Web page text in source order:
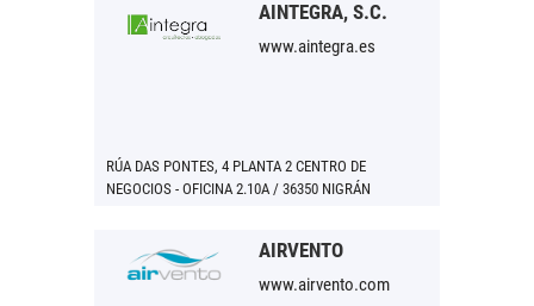
AINTEGRA, S.C.
www.aintegra.es
RÚA DAS PONTES, 4 PLANTA 2 CENTRO DE
NEGOCIOS - OFICINA 2.10A / 36350 NIGRÁN
AIRVENTO
www.airvento.com